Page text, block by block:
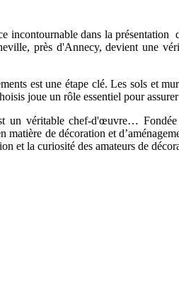
incontournable dans la
près d'Annecy, devient une
est une étape clé. Les sols et
joue un rôle essentiel pour
un véritable chef-d'œuvre…
de décoration et
et la curiosité des amateurs de